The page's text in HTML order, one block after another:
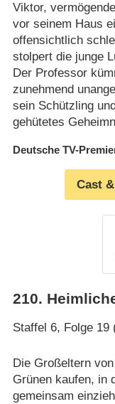
Viktor,
vor seinem Haus
offensichtlich
stolpert die junge
Der Professor
zunehmend
sein Schützling
gehütetes
Deutsche TV-
Cast
210.
Staffel 6, Folge 19
Die Großeltern
Grünen kaufen, in
gemeinsam